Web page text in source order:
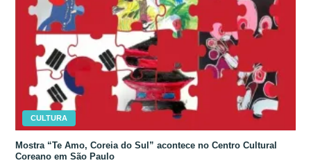
CULTURA
Mostra “Te Amo, Coreia do Sul” acontece no Centro Cultural
Coreano em São Paulo